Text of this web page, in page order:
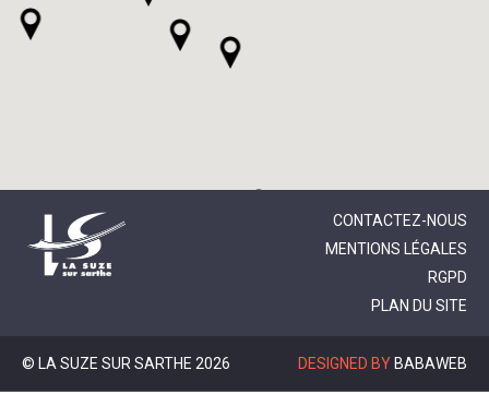
CONTACTEZ-NOUS
MENTIONS LÉGALES
RGPD
PLAN DU SITE
© LA SUZE SUR SARTHE 2026 DESIGNED BY BABAWEB